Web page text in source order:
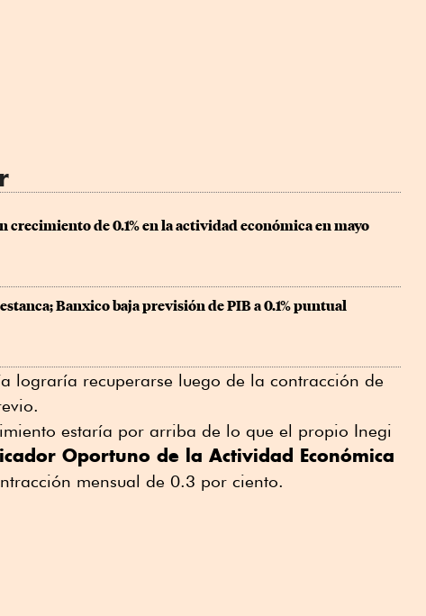
crecimiento de 0.1% en la actividad económica en mayo
Banxico baja previsión de PIB a 0.1% puntual
lograría recuperarse luego de la contracción de
estaría por arriba de lo que el propio Inegi
Oportuno de la Actividad Económica
mensual de 0.3 por ciento.